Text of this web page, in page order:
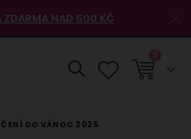
ZDARMA NAD 500 KČ
Košík
0položky
DO VÁNOC 2025